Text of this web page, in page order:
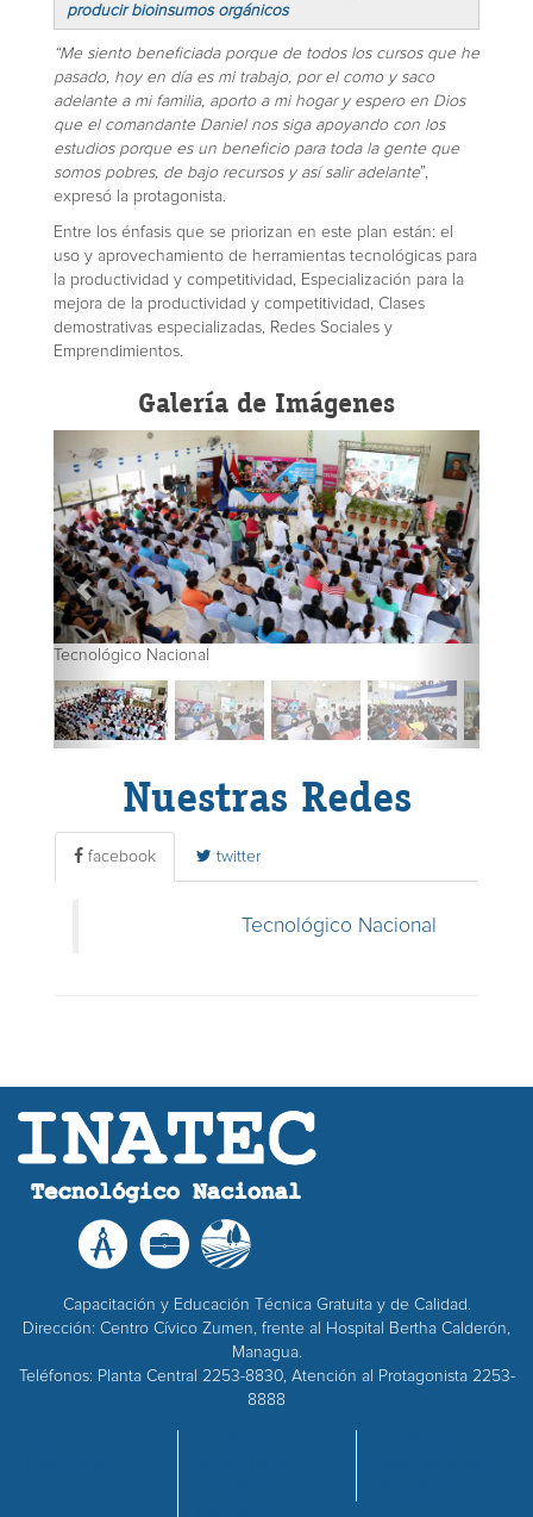
producir bioinsumos orgánicos
“Me siento beneficiada porque de todos los cursos que he
pasado, hoy en día es mi trabajo, por el como y saco
adelante a mi familia, aporto a mi hogar y espero en Dios
que el comandante Daniel nos siga apoyando con los
estudios porque es un beneficio para toda la gente que
somos pobres, de bajo recursos y así salir adelante”,
expresó la protagonista.
Entre los énfasis que se priorizan en este plan están: el
uso y aprovechamiento de herramientas tecnológicas para
la productividad y competitividad, Especialización para la
mejora de la productividad y competitividad, Clases
demostrativas especializadas, Redes Sociales y
Emprendimientos.
Galería de Imágenes
Tecnológico Nacional
Nuestras Redes
facebook twitter
Tecnológico Nacional
Capacitación y Educación Técnica Gratuita y de Calidad.
Dirección: Centro Cívico Zumen, frente al Hospital Bertha Calderón,
Managua.
Teléfonos: Planta Central 2253-8830, Atención al Protagonista 2253-
8888